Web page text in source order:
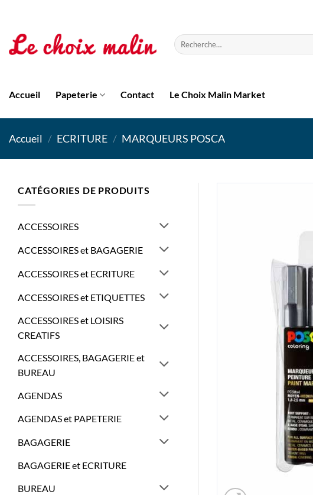
contenu
Recherche
pour :
Accueil Papeterie Contact Le Choix Malin Market
Accueil / ECRITURE / MARQUEURS POSCA
CATÉGORIES DE PRODUITS
ACCESSOIRES
ACCESSOIRES et BAGAGERIE
ACCESSOIRES et ECRITURE
ACCESSOIRES et ETIQUETTES
ACCESSOIRES et LOISIRS
CREATIFS
ACCESSOIRES, BAGAGERIE et
BUREAU
AGENDAS
AGENDAS et PAPETERIE
BAGAGERIE
BAGAGERIE et ECRITURE
BUREAU